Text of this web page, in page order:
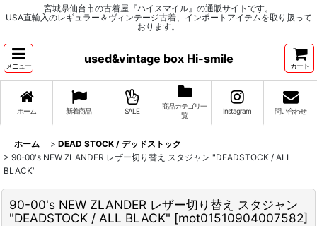
宮城県仙台市の古着屋『ハイスマイル』の通販サイトです。
USA直輸入のレギュラー＆ヴィンテージ古着、インポートアイテムを取り扱って
おります。
メニュー
used&vintage box Hi-smile
カート
ホーム 新着商品 SALE
商品カテゴリ一
覧
Instagram 問い合わせ
ホーム > DEAD STOCK / デッドストック
> 90-00's NEW ZLANDER レザー切り替え スタジャン "DEADSTOCK / ALL
BLACK"
90-00's NEW ZLANDER レザー切り替え スタジャン
"DEADSTOCK / ALL BLACK" [mot01510904007582]